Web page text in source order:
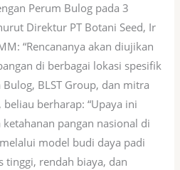
Perum Bulog pada 3
Direktur PT Botani Seed, Ir
“Rencananya akan diujikan
di berbagai lokasi spesifik
BLST Group, dan mitra
beliau berharap: “Upaya ini
pangan nasional di
model budi daya padi
rendah biaya, dan